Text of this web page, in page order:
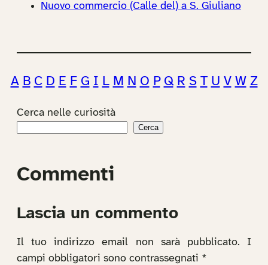
Nuovo commercio (Calle del) a S. Giuliano
A B C D E F G I L M N O P Q R S T U V W Z
Cerca nelle curiosità
Cerca
Commenti
Lascia un commento
Il tuo indirizzo email non sarà pubblicato.
I
campi obbligatori sono contrassegnati *